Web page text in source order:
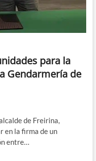
para la
Gendarmería de
de Freirina,
en la firma de un
entre…